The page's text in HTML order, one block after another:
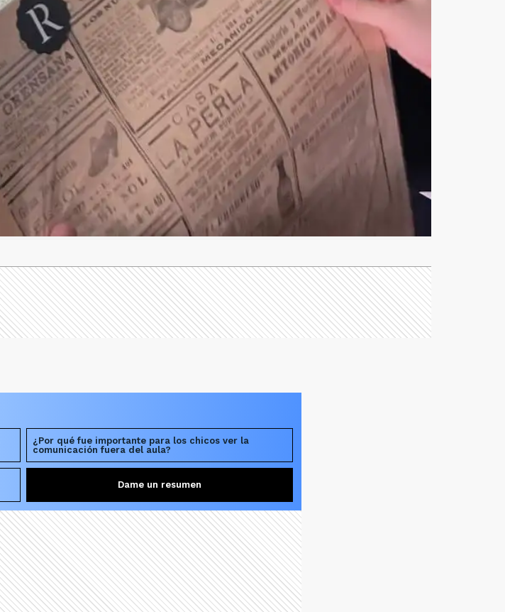
¿Por qué fue importante para los chicos ver la
comunicación fuera del aula?
Dame un resumen